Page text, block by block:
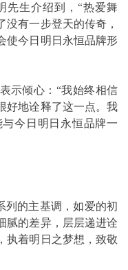
先生介绍到，“热爱舞
有一步登天的传奇，
使今日明日永恒品牌形
倾心：“我始终相信
好地诠释了这一点。我
今日明日永恒品牌一
的主基调，如爱的初
腻的差异，层层递进诠
执着明日之梦想，致敬